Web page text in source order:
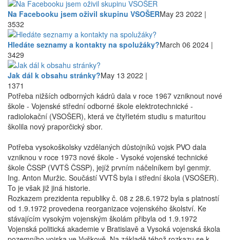
Na Facebooku jsem oživil skupinu VSOŠERMay 23 2022 |
3532
Hledáte seznamy a kontakty na spolužáky?March 06 2024 |
3429
Jak dál k obsahu stránky?May 13 2022 |
1371
Potřeba nižších odborných kádrů dala v roce 1967 vzniknout nové
škole - Vojenské střední odborné škole elektrotechnické -
radiolokační (VSOŠER), která ve čtyřletém studiu s maturitou
školila nový praporčický sbor.
Potřeba vysokoškolsky vzdělaných důstojníků vojsk PVO dala
vzniknou v roce 1973 nové škole - Vysoké vojenské technické
škole ČSSP (VVTŠ ČSSP), jejíž prvním náčelníkem byl genmjr.
Ing. Anton Muržic. Součástí VVTŠ byla i střední škola (VSOŠER).
To je však již jiná historie.
Rozkazem prezidenta republiky č. 08 z 28.6.1972 byla s platností
od 1.9.1972 provedena reorganizace vojenského školství. Ke
stávajícím vysokým vojenským školám přibyla od 1.9.1972
Vojenská politická akademie v Bratislavě a Vysoká vojenská škola